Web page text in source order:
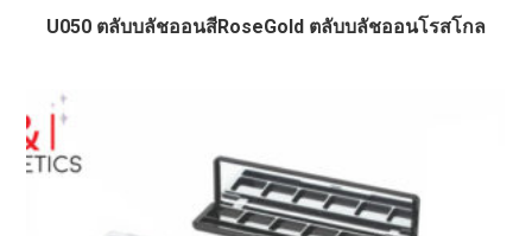
U050 ตลับบลัชออนสีRoseGold ตลับบลัชออนโรสโกล